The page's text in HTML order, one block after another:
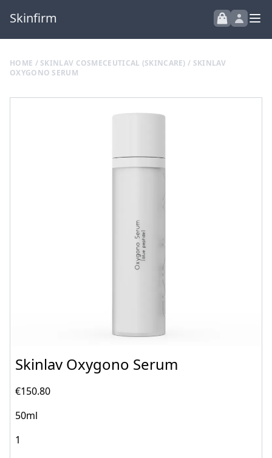
Skinfirm
HOME / SKINLAV COSMECEUTICAL (SKINCARE) / SKINLAV
OXYGONO SERUM
Skinlav Oxygono Serum
€150.80
50ml